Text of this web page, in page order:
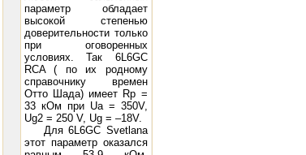
параметр обладает
высокой степенью
доверительности только
при оговоренных
условиях. Так 6L6GC
RCA ( по их родному
справочнику времен
Отто Шада) имеет Rp =
33 кОм при Ua = 350V,
Ug2 = 250 V, Ug = –18V.
Для 6L6GC Svetlana
этот параметр оказался